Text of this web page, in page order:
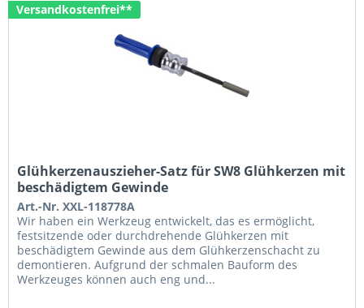
Versandkostenfrei**
Glühkerzenauszieher-Satz für SW8 Glühkerzen mit
beschädigtem Gewinde
Art.-Nr. XXL-118778A
Wir haben ein Werkzeug entwickelt, das es ermöglicht,
festsitzende oder durchdrehende Glühkerzen mit
beschädigtem Gewinde aus dem Glühkerzenschacht zu
demontieren. Aufgrund der schmalen Bauform des
Werkzeuges können auch eng und...